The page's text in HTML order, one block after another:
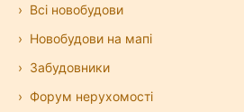
Всі новобудови
Новобудови на мапі
Забудовники
Форум нерухомості